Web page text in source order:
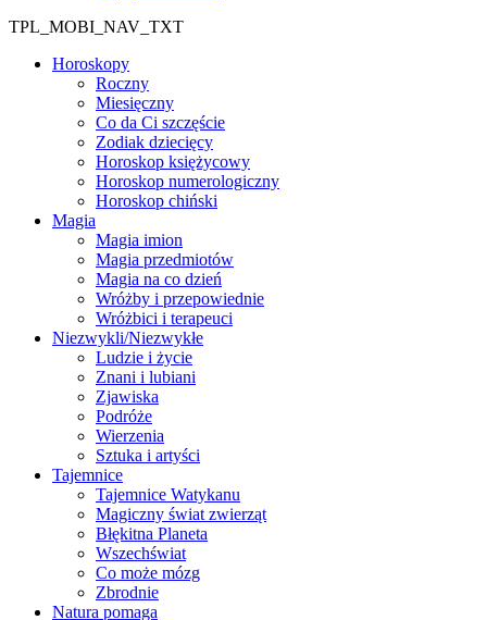
TPL_MOBI_NAV_TXT
Horoskopy
Roczny
Miesięczny
Co da Ci szczęście
Zodiak dziecięcy
Horoskop księżycowy
Horoskop numerologiczny
Horoskop chiński
Magia
Magia imion
Magia przedmiotów
Magia na co dzień
Wróżby i przepowiednie
Wróżbici i terapeuci
Niezwykli/Niezwykłe
Ludzie i życie
Znani i lubiani
Zjawiska
Podróże
Wierzenia
Sztuka i artyści
Tajemnice
Tajemnice Watykanu
Magiczny świat zwierząt
Błękitna Planeta
Wszechświat
Co może mózg
Zbrodnie
Natura pomaga